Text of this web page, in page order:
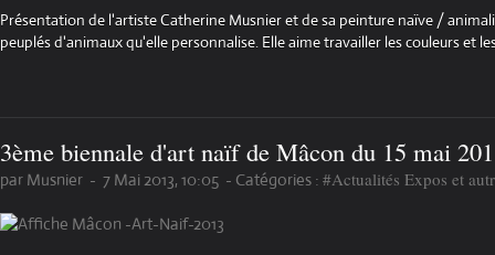
Présentation de l'artiste Catherine Musnier et de sa peinture naïve /
peuplés d'animaux qu'elle personnalise. Elle aime travailler les couleurs et
3ème biennale d'art naïf de Mâcon du 15 mai
par Musnier - 7 Mai 2013, 10:05 - Catégories : #Actualités Expos et